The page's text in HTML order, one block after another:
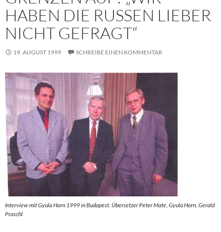
HABEN DIE RUSSEN LIEBER
NICHT GEFRAGT“
19. AUGUST 1999 SCHREIBE EINEN KOMMENTAR
Interview mit Gyula Horn 1999 in Budapest. Übersetzer Peter Mate, Gyula Horn, Gerald
Praschl